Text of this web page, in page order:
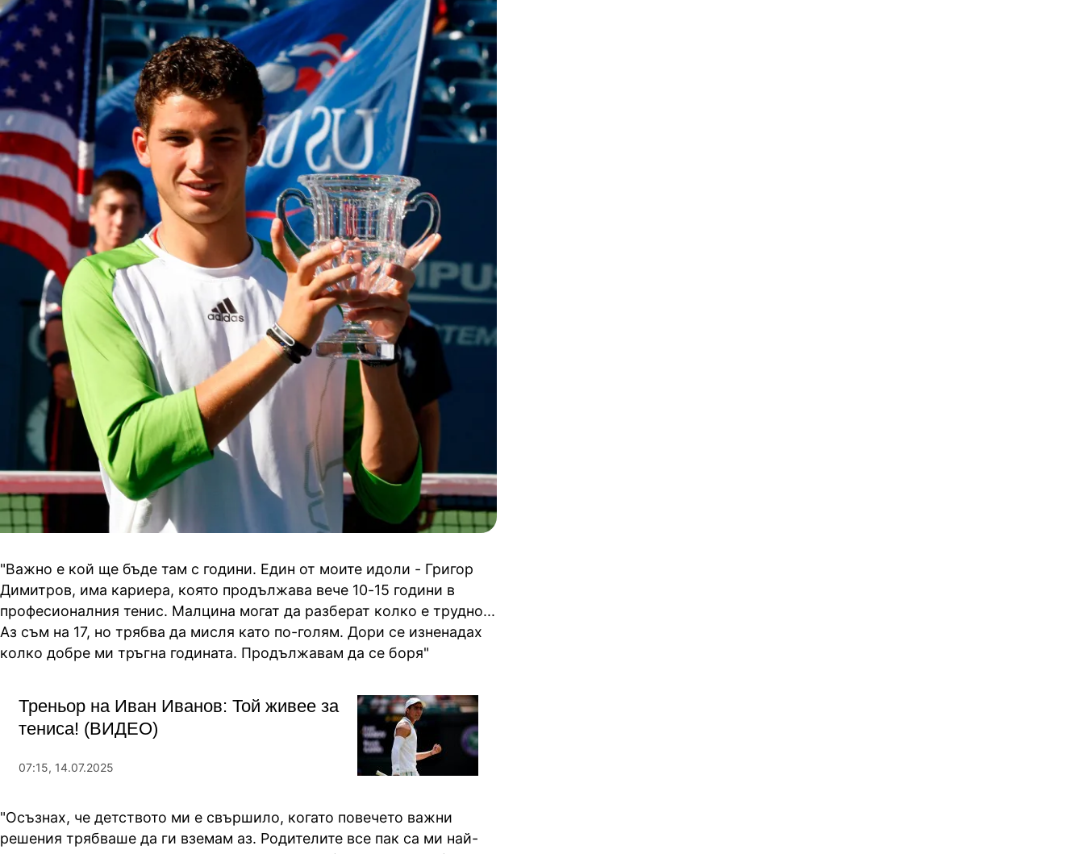
"Важно е кой ще бъде там с години. Един от моите идоли - Григор
Димитров, има кариера, която продължава вече 10-15 години в
професионалния тенис. Малцина могат да разберат колко е трудно...
Аз съм на 17, но трябва да мисля като по-голям. Дори се изненадах
колко добре ми тръгна годината. Продължавам да се боря"
Треньор на Иван Иванов: Той живее за
тениса! (ВИДЕО)
07:15, 14.07.2025
"Осъзнах, че детството ми е свършило, когато повечето важни
решения трябваше да ги вземам аз. Родителите все пак са ми най-